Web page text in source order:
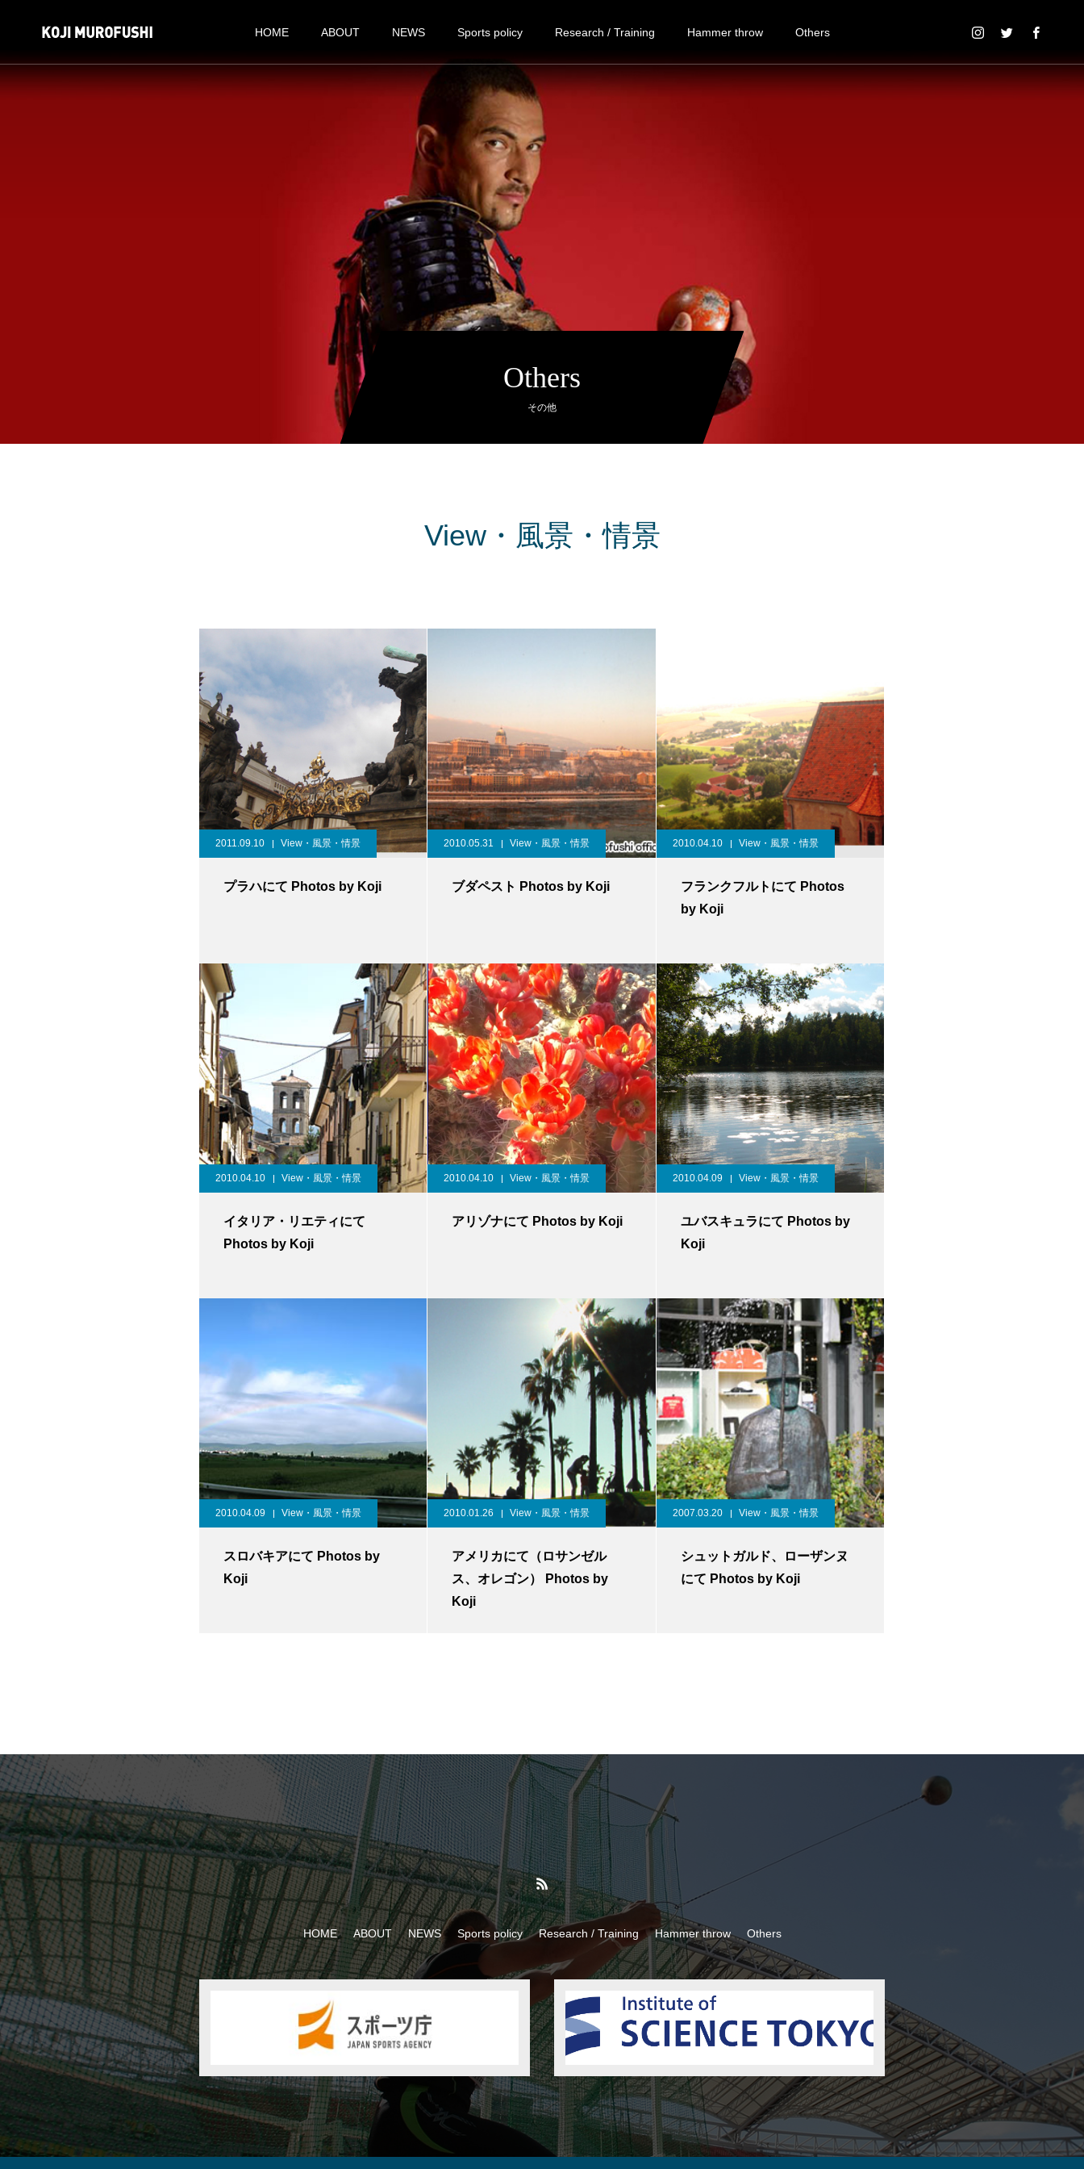
HOME ABOUT NEWS Sports policy Research / Training Hammer throw Others
Others
その他
View・風景・情景
2011.09.10 View・風景・情景
プラハにて Photos by Koji
2010.05.31 View・風景・情景
ブダペスト Photos by Koji
2010.04.10 View・風景・情景
フランクフルトにて Photos
by Koji
2010.04.10 View・風景・情景
イタリア・リエティにて
Photos by Koji
2010.04.10 View・風景・情景
アリゾナにて Photos by Koji
2010.04.09 View・風景・情景
ユバスキュラにて Photos by
Koji
2010.04.09 View・風景・情景
スロバキアにて Photos by
Koji
2010.01.26 View・風景・情景
アメリカにて（ロサンゼル
ス、オレゴン） Photos by
Koji
2007.03.20 View・風景・情景
シュットガルド、ローザンヌ
にて Photos by Koji
HOME ABOUT NEWS Sports policy Research / Training Hammer throw Others